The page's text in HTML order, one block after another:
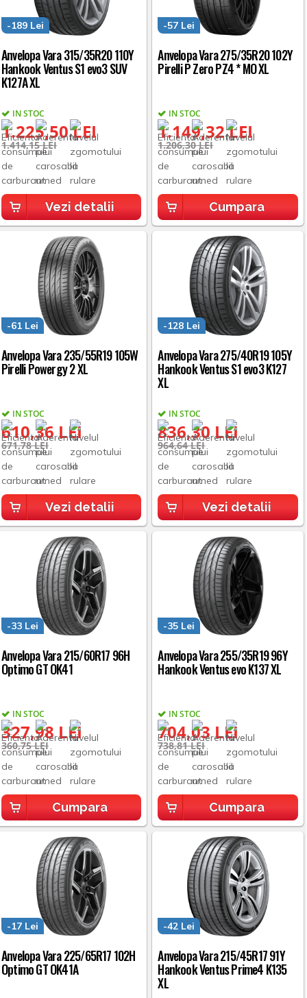
Anvelopa Vara 315/35R20 110Y
Hankook Ventus S1 evo3 SUV
K127A XL
IN STOC
1.225,50 LEI
-189 Lei
1.414,15 LEI
Vezi detalii
Anvelopa Vara 275/35R20 102Y
Pirelli P Zero PZ4 * MO XL
IN STOC
1.149,32 LEI
-57 Lei
1.206,30 LEI
Cumpara
Anvelopa Vara 235/55R19 105W
Pirelli Powergy 2 XL
IN STOC
610,36 LEI
-61 Lei
671,78 LEI
Vezi detalii
Anvelopa Vara 275/40R19 105Y
Hankook Ventus S1 evo3 K127
XL
IN STOC
836,30 LEI
-128 Lei
964,64 LEI
Vezi detalii
Anvelopa Vara 215/60R17 96H
Optimo GT OK41
IN STOC
327,98 LEI
-33 Lei
360,75 LEI
Cumpara
Anvelopa Vara 255/35R19 96Y
Hankook Ventus evo K137 XL
IN STOC
704,03 LEI
-35 Lei
738,81 LEI
Cumpara
Anvelopa Vara 225/65R17 102H
Optimo GT OK41A
-17 Lei
Anvelopa Vara 215/45R17 91Y
Hankook Ventus Prime4 K135
XL
-42 Lei